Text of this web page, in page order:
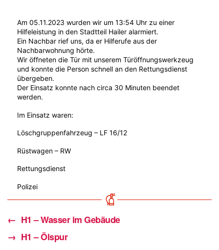
Am 05.11.2023 wurden wir um 13:54 Uhr zu einer
Hilfeleistung in den Stadtteil Hailer alarmiert.
Ein Nachbar rief uns, da er Hilferufe aus der
Nachbarwohnung hörte.
Wir öffneten die Tür mit unserem Türöffnungswerkzeug
und konnte die Person schnell an den Rettungsdienst
übergeben.
Der Einsatz konnte nach circa 30 Minuten beendet
werden.
Im Einsatz waren:
Löschgruppenfahrzeug – LF 16/12
Rüstwagen – RW
Rettungsdienst
Polizei
← H1 – Wasser im Gebäude
→ H1 – Ölspur